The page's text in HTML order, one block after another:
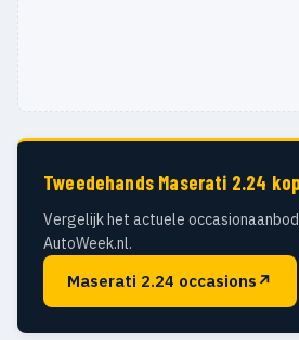
Tweedehands Maserati 2.24
Vergelijk het actuele
AutoWeek.nl.
Maserati 2.24 occasions ↗